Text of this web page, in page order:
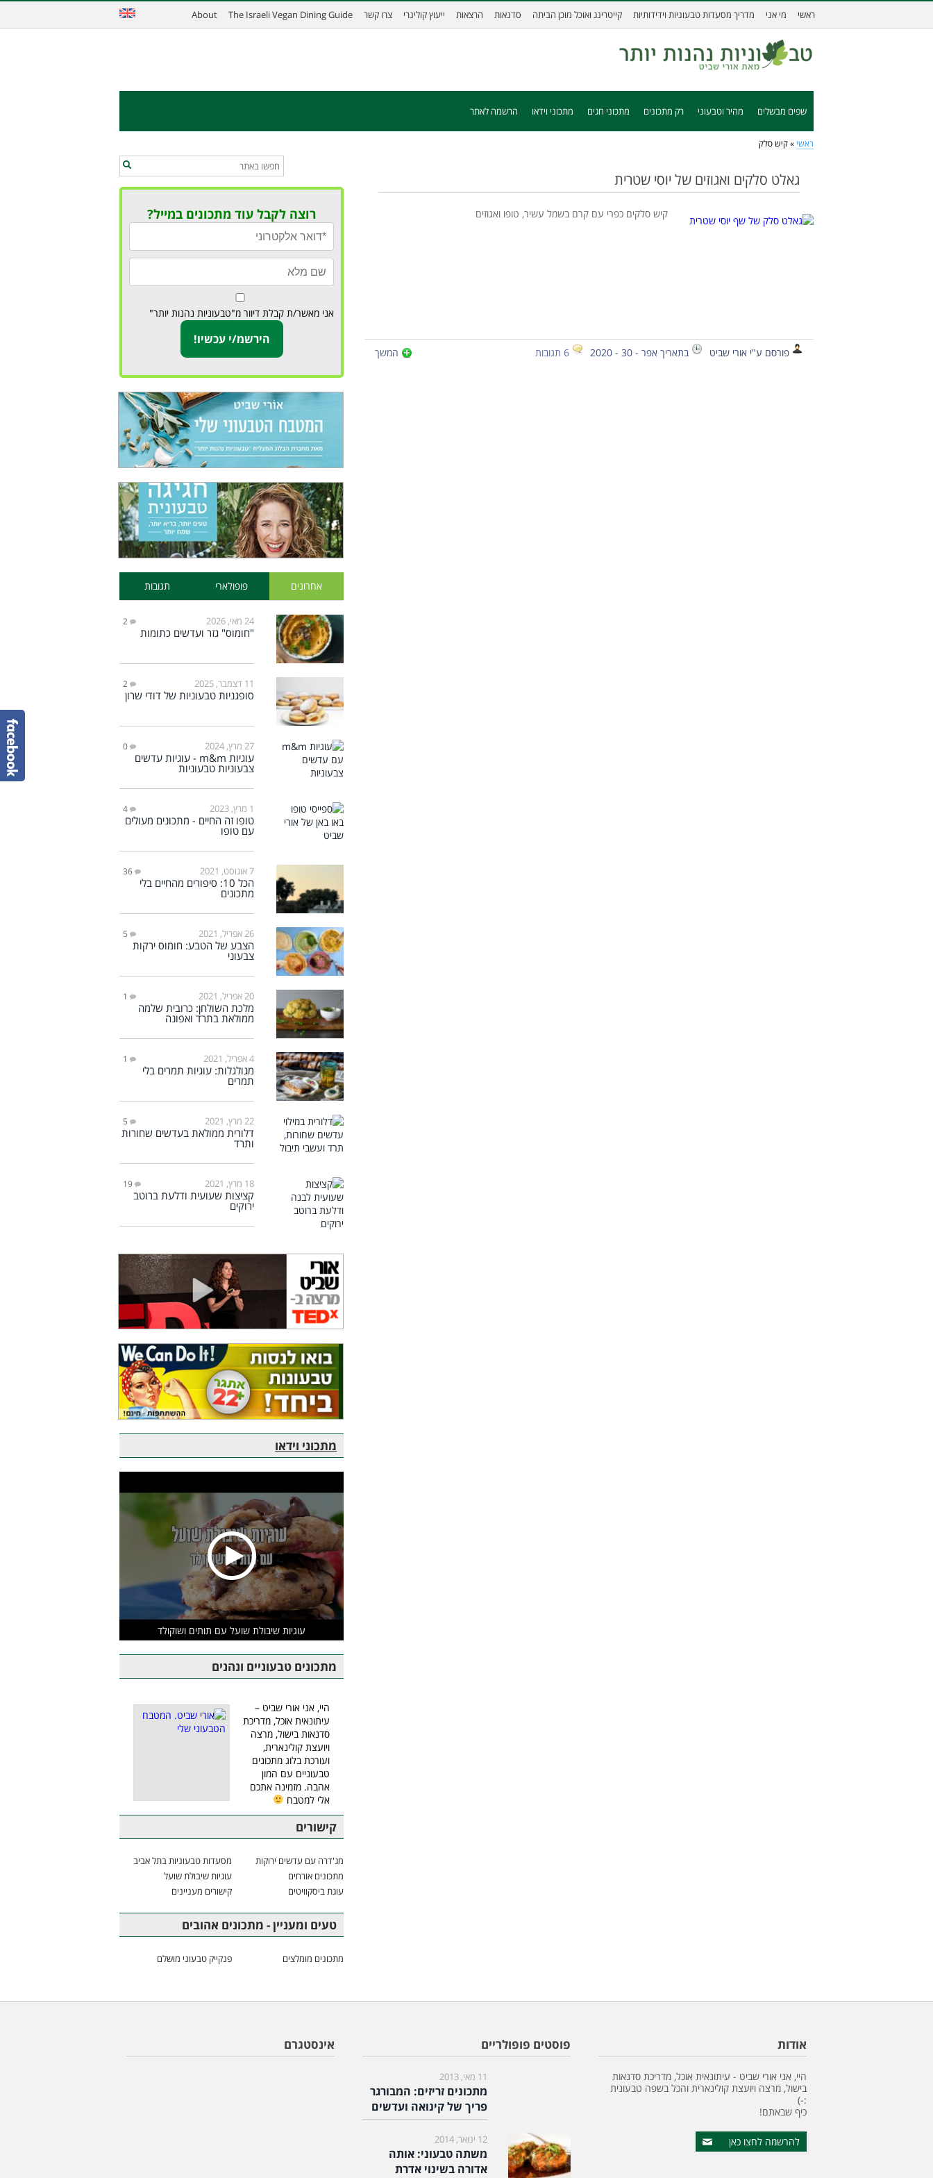
ראשי מי אני מדריך מסעדות טבעוניות וידידותיות קייטרינג ואוכל מוכן הביתה סדנאות הרצאות ייעוץ קולינרי צרו קשר The Israeli Vegan Dining Guide
About
שפים מבשלים מהיר וטבעוני רק מתכונים מתכוני חגים מתכוני וידאו הרשמה לאתר
ראשי » קיש סלק
גאלט סלקים ואגוזים של יוסי שטרית
קיש סלקים כפרי עם קרם בשמל עשיר, טופו ואגוזים
פורסם ע"י אורי שביט בתאריך אפר - 30 - 2020 6 תגובות המשך
רוצה לקבל עוד מתכונים במייל?
אני מאשר/ת קבלת דיוור מ"טבעוניות נהנות יותר"
אחרונים פופולארי תגובות
24 מאי, 2026 2
"חומוס" גזר ועדשים כתומות
11 דצמבר, 2025 2
סופגניות טבעוניות של דודי שרון
27 מרץ, 2024 0
עוגיות m&m - עוגיות עדשים
צבעוניות טבעוניות
1 מרץ, 2023 4
טופו זה החיים - מתכונים מעולים
עם טופו
7 אוגוסט, 2021 36
הכל 10: סיפורים מהחיים בלי
מתכונים
26 אפריל, 2021 5
הצבע של הטבע: חומוס ירקות
צבעוני
20 אפריל, 2021 1
מלכת השולחן: כרובית שלמה
ממולאת בתרד ואפונה
4 אפריל, 2021 1
מגולגלות: עוגיות תמרים בלי
תמרים
22 מרץ, 2021 5
דלורית ממולאת בעדשים שחורות
ותרד
18 מרץ, 2021 19
קציצות שעועית ודלעת ברוטב
ירוקים
מתכוני וידאו
עוגיות שיבולת שועל עם תותים ושוקולד
מתכונים טבעוניים ונהנים
היי, אני אורי שביט –
עיתונאית אוכל, מדריכת
סדנאות בישול, מרצה
ויועצת קולינארית,
ועורכת בלוג מתכונים
טבעוניים עם המון
אהבה. מזמינה אתכם
אלי למטבח
קישורים
מג'דרה עם עדשים ירוקות
מסעדות טבעוניות בתל אביב
מתכונים אורחים
עוגיות שיבולת שועל
עוגת ביסקוויטים
קישורים מעניינים
טעים ומעניין - מתכונים אהובים
מתכונים מומלצים פנקייק טבעוני מושלם
אודות
היי, אני אורי שביט - עיתונאית אוכל, מדריכת סדנאות
בישול, מרצה ויועצת קולינארית והכל בשפה טבעונית
:-)
כיף שבאתם!
להרשמה לחצו כאן
פוסטים פופולריים
11 מאי, 2013
מתכונים זריזים: המבורגר
פריך של קינואה ועדשים
12 ינואר, 2014
משתה טבעוני: אותה
אדורה בשינוי אדרת
אינסטגרם